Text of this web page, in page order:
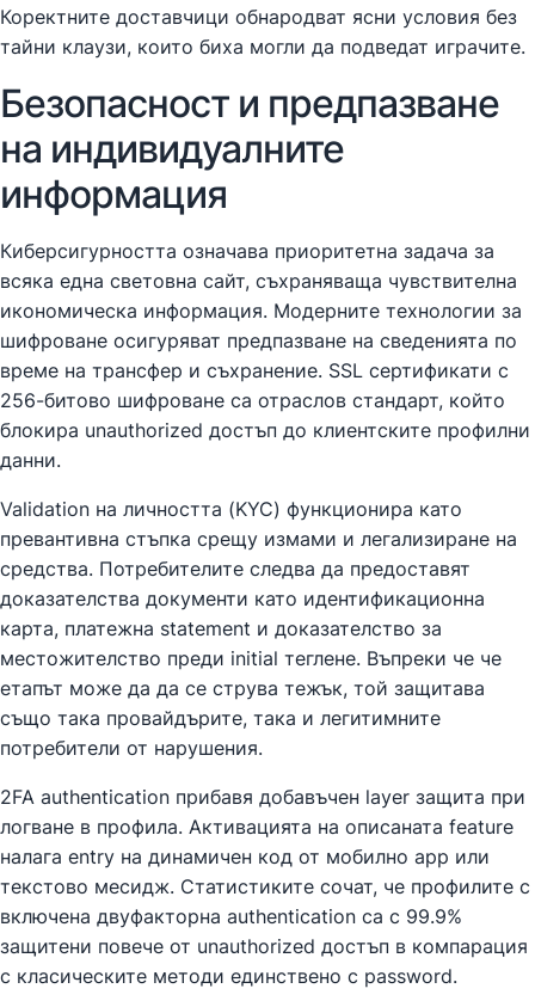
Коректните доставчици обнародват ясни условия без
тайни клаузи, които биха могли да подведат играчите.
Безопасност и предпазване
на индивидуалните
информация
Киберсигурността означава приоритетна задача за
всяка една световна сайт, съхраняваща чувствителна
икономическа информация. Модерните технологии за
шифроване осигуряват предпазване на сведенията по
време на трансфер и съхранение. SSL сертификати с
256-битово шифроване са отраслов стандарт, който
блокира unauthorized достъп до клиентските профилни
данни.
Validation на личността (KYC) функционира като
превантивна стъпка срещу измами и легализиране на
средства. Потребителите следва да предоставят
доказателства документи като идентификационна
карта, платежна statement и доказателство за
местожителство преди initial теглене. Въпреки че че
етапът може да да се струва тежък, той защитава
също така провайдърите, така и легитимните
потребители от нарушения.
2FA authentication прибавя добавъчен layer защита при
логване в профила. Активацията на описаната feature
налага entry на динамичен код от мобилно app или
текстово месидж. Статистиките сочат, че профилите с
включена двуфакторна authentication са с 99.9%
защитени повече от unauthorized достъп в компарация
с класическите методи единствено с password.